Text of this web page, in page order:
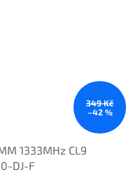
349 Kč
–42 %
1333MHz CL9
DJ-F